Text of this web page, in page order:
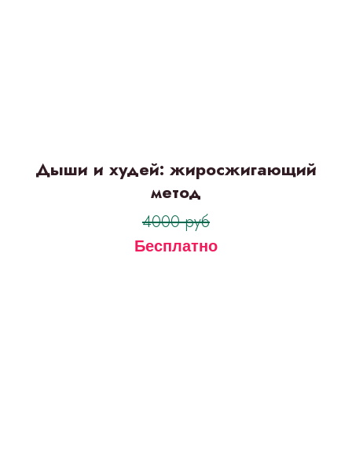
Дыши и худей: жиросжигающий
метод
4000 руб
Бесплатно